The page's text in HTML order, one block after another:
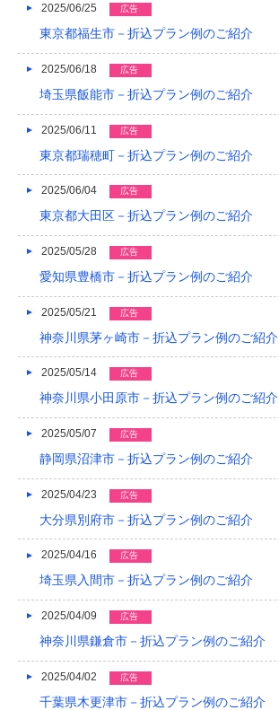
2016/06
2016/03
2016/02
2016/01
2015/12
2015/11
2015/10
2015/08
2015/07
2015/05
2015/01
2014/12
2014/11
2014/07
2014/06
2025/06/25 広告
東京都福生市－折込プラン例のご紹介
2025/06/18 広告
埼玉県飯能市－折込プラン例のご紹介
2025/06/11 広告
東京都瑞穂町－折込プラン例のご紹介
2025/06/04 広告
東京都大田区－折込プラン例のご紹介
2025/05/28 広告
愛知県豊橋市－折込プラン例のご紹介
2025/05/21 広告
神奈川県茅ヶ崎市－折込プラン例のご紹介
2025/05/14 広告
神奈川県小田原市－折込プラン例のご紹介
2025/05/07 広告
静岡県沼津市－折込プラン例のご紹介
2025/04/23 広告
大分県別府市－折込プラン例のご紹介
2025/04/16 広告
埼玉県入間市－折込プラン例のご紹介
2025/04/09 広告
神奈川県鎌倉市－折込プラン例のご紹介
2025/04/02 広告
千葉県木更津市－折込プラン例のご紹介